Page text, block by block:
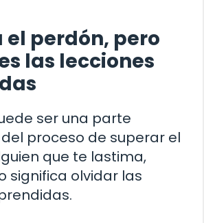
el perdón, pero
las lecciones
ser una parte
proceso de superar el
que te lastima,
significa olvidar las